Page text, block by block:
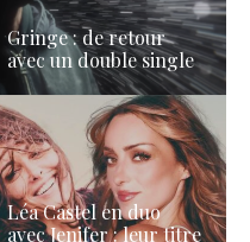
Gringe : de retour
avec un double single
Léa Castel en duo
avec Jenifer : leur titre